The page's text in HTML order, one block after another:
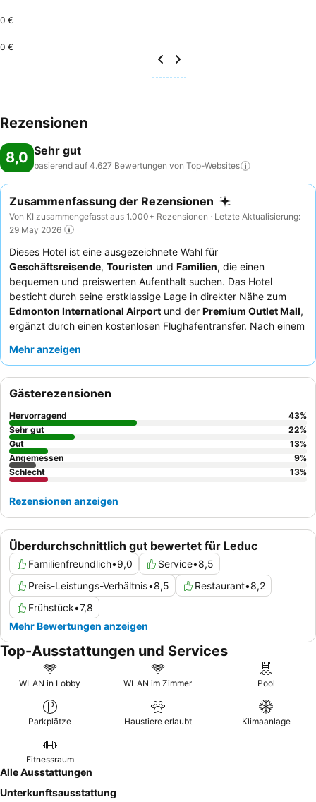
0 €
0 €
Rezensionen
8,0 Sehr gut
basierend auf 4.627 Bewertungen von Top-Websites
Zusammenfassung der Rezensionen
Von KI zusammengefasst aus 1.000+ Rezensionen · Letzte Aktualisierung:
29 May 2026
Dieses Hotel ist eine ausgezeichnete Wahl für
Geschäftsreisende, Touristen und Familien, die einen
bequemen und preiswerten Aufenthalt suchen. Das Hotel
besticht durch seine erstklassige Lage in direkter Nähe zum
Edmonton International Airport und der Premium Outlet Mall,
ergänzt durch einen kostenlosen Flughafentransfer. Nach einem
beheizten Pool
kostenlose Frühstück mit einer beliebten
abrundet. Für einen komfortableren Aufenthalt empfiehlt es sich,
eines dergeräumigen und sauberen Zimmer
zu buchen, die
immer wieder für ihre ruhige Atmosphäre hervorgehoben
werden.
Mehr anzeigen
Überdurchschnittlich gut bewertet für Leduc
Familienfreundlich•9,0 Service•8,5
Preis-Leistungs-Verhältnis•8,5 Restaurant•8,2
Frühstück•7,8
Mehr Bewertungen anzeigen
Gästerezensionen
Hervorragend 43%
Sehr gut
22%
Gut
13%
Angemessen
9%
Schlecht
13%
Rezensionen anzeigen
Top-Ausstattungen und Services
WLAN in Lobby WLAN im Zimmer Pool
Parkplätze Haustiere erlaubt Klimaanlage
Fitnessraum
Alle Ausstattungen
Unterkunftsausstattung